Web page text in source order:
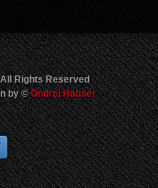
Rights Reserved
by ©Ondrej Hauser